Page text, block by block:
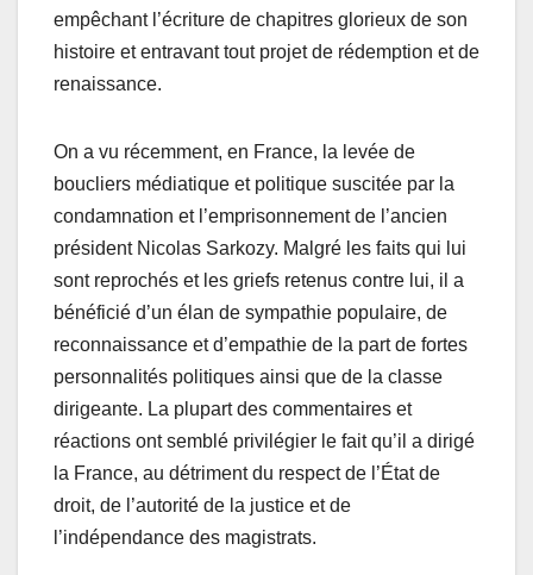
empêchant l’écriture de chapitres glorieux de son
histoire et entravant tout projet de rédemption et de
renaissance.
On a vu récemment, en France, la levée de
boucliers médiatique et politique suscitée par la
condamnation et l’emprisonnement de l’ancien
président Nicolas Sarkozy. Malgré les faits qui lui
sont reprochés et les griefs retenus contre lui, il a
bénéficié d’un élan de sympathie populaire, de
reconnaissance et d’empathie de la part de fortes
personnalités politiques ainsi que de la classe
dirigeante. La plupart des commentaires et
réactions ont semblé privilégier le fait qu’il a dirigé
la France, au détriment du respect de l’État de
droit, de l’autorité de la justice et de
l’indépendance des magistrats.